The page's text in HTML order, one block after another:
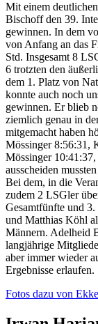
Mit einem
Bischoff den 39.
gewinnen. In dem
von Anfang an das
Std. Insgesamt 8
6 trotzten den
dem 1. Platz von
konnte auch noch
gewinnen. Er blieb
ziemlich genau in
mitgemacht haben
Mössinger 8:56:31,
Mössinger
ausscheiden
Bei dem, in die
zudem 2 LSGler
Gesamtfünfte und
und Matthias Köhl
Männern. Adelheid
langjährige
aber immer wieder
Ergebnisse erlaufen.
Fotos dazu von